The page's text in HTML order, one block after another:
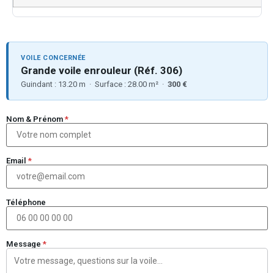
VOILE CONCERNÉE
Grande voile enrouleur (Réf. 306)
Guindant : 13.20 m · Surface : 28.00 m² · 300 €
Nom & Prénom *
Email *
Téléphone
Message *